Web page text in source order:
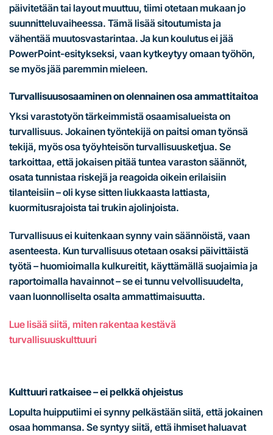
päivitetään tai layout muuttuu, tiimi otetaan mukaan jo
suunnitteluvaiheessa. Tämä lisää sitoutumista ja
vähentää muutosvastarintaa. Ja kun koulutus ei jää
PowerPoint-esitykseksi, vaan kytkeytyy omaan työhön,
se myös jää paremmin mieleen.
Turvallisuusosaaminen on olennainen osa ammattitaitoa
Yksi varastotyön tärkeimmistä osaamisalueista on
turvallisuus. Jokainen työntekijä on paitsi oman työnsä
tekijä, myös osa työyhteisön turvallisuusketjua. Se
tarkoittaa, että jokaisen pitää tuntea varaston säännöt,
osata tunnistaa riskejä ja reagoida oikein erilaisiin
tilanteisiin – oli kyse sitten liukkaasta lattiasta,
kuormitusrajoista tai trukin ajolinjoista.
Turvallisuus ei kuitenkaan synny vain säännöistä, vaan
asenteesta. Kun turvallisuus otetaan osaksi päivittäistä
työtä – huomioimalla kulkureitit, käyttämällä suojaimia ja
raportoimalla havainnot – se ei tunnu velvollisuudelta,
vaan luonnolliselta osalta ammattimaisuutta.
Lue lisää siitä, miten rakentaa kestävä
turvallisuuskulttuuri
Kulttuuri ratkaisee – ei pelkkä ohjeistus
Lopulta huipputiimi ei synny pelkästään siitä, että jokainen
osaa hommansa. Se syntyy siitä, että ihmiset haluavat